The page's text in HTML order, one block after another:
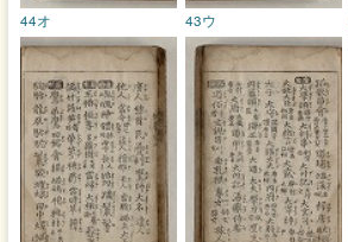
43ウ
44オ